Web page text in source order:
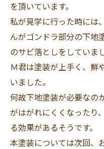
を頂いています。
私が見学に行った時には
んがゴンドラ部分の下地
のサビ落としをしていま
Ｍ君は塗装が上手く、鮮
いました。
何故下地塗装が必要なの
がはがれにくくなったり
る効果があるそうです。
本塗装については次回、